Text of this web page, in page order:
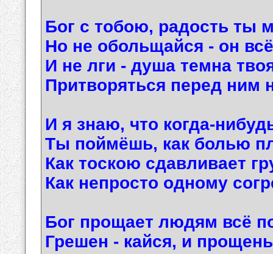
Бог с тобою, радость ты
Но не обольщайся - он
И не лги - душа темна
Притворяться перед ним
И я знаю, что когда-
Ты поймёшь, как болью
Как тоскою сдавливает
Как непросто одному
Бог прощает людям всё
Грешен - кайся, и